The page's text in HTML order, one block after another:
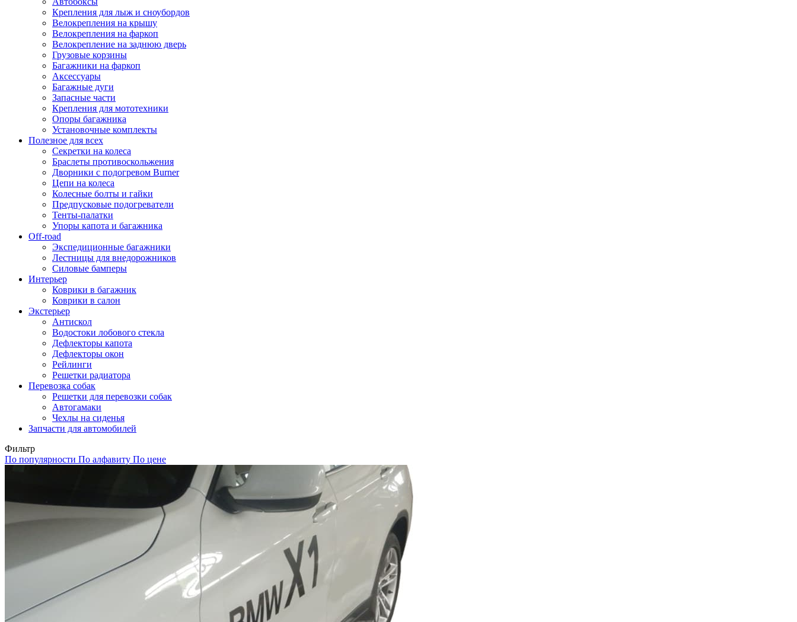
Крепления для лыж и сноубордов
Велокрепления на крышу
Велокрепления на фаркоп
Велокрепление на заднюю дверь
Грузовые корзины
Багажники на фаркоп
Аксессуары
Багажные дуги
Запасные части
Крепления для мототехники
Опоры багажника
Установочные комплекты
Полезное для всех
Секретки на колеса
Браслеты противоскольжения
Дворники с подогревом Burner
Цепи на колеса
Колесные болты и гайки
Предпусковые подогреватели
Тенты-палатки
Упоры капота и багажника
Off-road
Экспедиционные багажники
Лестницы для внедорожников
Силовые бамперы
Интерьер
Коврики в багажник
Коврики в салон
Экстерьер
Антискол
Водостоки лобового стекла
Дефлекторы капота
Дефлекторы окон
Рейлинги
Решетки радиатора
Перевозка собак
Решетки для перевозки собак
Автогамаки
Чехлы на сиденья
Запчасти для автомобилей
Фильтр
По популярности По алфавиту По цене